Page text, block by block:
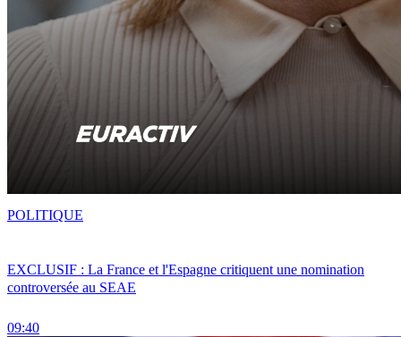
EXCLUSIF : La France et l'Espagne critiquent une nomination
controversée au SEAE
09:40
POLITIQUE